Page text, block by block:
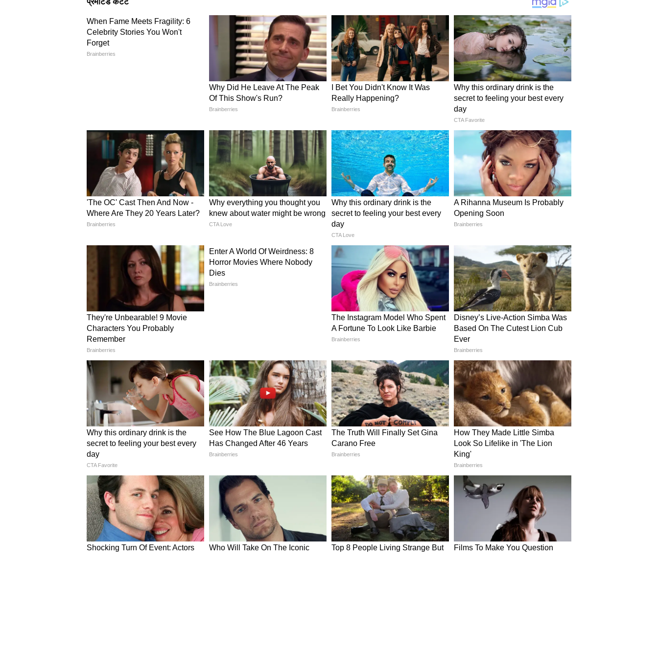
आशंका है। हालांकि व्यापक हीटवेव का खतरा फिलहाल नहीं दिख रहा।
बिहार और झारखंड: बादलों के बीच राहत भरा मौसम
पटना में अधिकतम तापमान 34°C, आरा में 39°C, बक्सर में 40°C और औरंगाबाद में 38°C रहने
की संभावना है। कई जिलों में आंशिक बादल और हल्की बारिश या थंडरस्टॉर्म की स्थिति बन सकती
है। झारखंड की बात करें तो रांची में 33°C, चतरा और डालटनगंज में 37°C तक तापमान रहने का
अनुमान है। राज्य के अधिकांश हिस्सों में गरज-चमक और तेज हवाओं के साथ मौसम सक्रिय रहेगा।
कुछ क्षेत्रों में येलो अलर्ट जैसी स्थिति वाले थंडरस्टॉर्म की संभावना बनी हुई है।
मध्य प्रदेश और छत्तीसगढ़ में अभी भी गर्मी जारी
मध्य प्रदेश में भोपाल, इंदौर, उज्जैन और जबलपुर में तापमान 38 से 40 डिग्री सेल्सियस के बीच रह
सकता है। कई शहरों में बादल और गरज-चमक की संभावना है, लेकिन गर्मी पूरी तरह खत्म नहीं
होगी। छत्तीसगढ़ में रायपुर और दुर्ग सबसे ज्यादा गर्म रहेंगे। यहां अधिकतम तापमान 43°C तक
पहुंच सकता है। हालांकि कुछ इलाकों में गरज-चमक और हल्की बारिश की संभावना भी बनी हुई है,
जिससे शाम के समय राहत मिल सकती है।
IMD के पूर्वानुमान के अनुसार 31 मई को दिल्ली, झारखंड, पूर्वी यूपी और बिहार के कुछ हिस्सों में
गरज-चमक, बिजली गिरने और 40-50 किमी प्रति घंटे की रफ्तार वाली हवाओं की संभावना बनी
हुई है। वहीं मध्य भारत के कुछ इलाकों में भी थंडरस्टॉर्म गतिविधियां देखने को मिल सकती हैं। लोगों
को खुले मैदान, पेड़ों और बिजली के खंभों से दूर रहने की सलाह दी गई है।
आने वाले दिनों में कितना चढ़ेगा पारा?
1 जून से 2 जून के बीच दिल्ली में तापमान फिर 38 से 40 डिग्री सेल्सियस के आसपास पहुंच सकता
है। बिहार के आरा और बक्सर में 41-42°C तक गर्मी बढ़ने के संकेत हैं। मध्य प्रदेश और छत्तीसगढ़
में भी पारा धीरे-धीरे ऊपर चढ़ सकता है। हालांकि बीच-बीच में बनने वाले प्री-मानसून सिस्टम
तापमान को बहुत ज्यादा बढ़ने से रोक सकते हैं।